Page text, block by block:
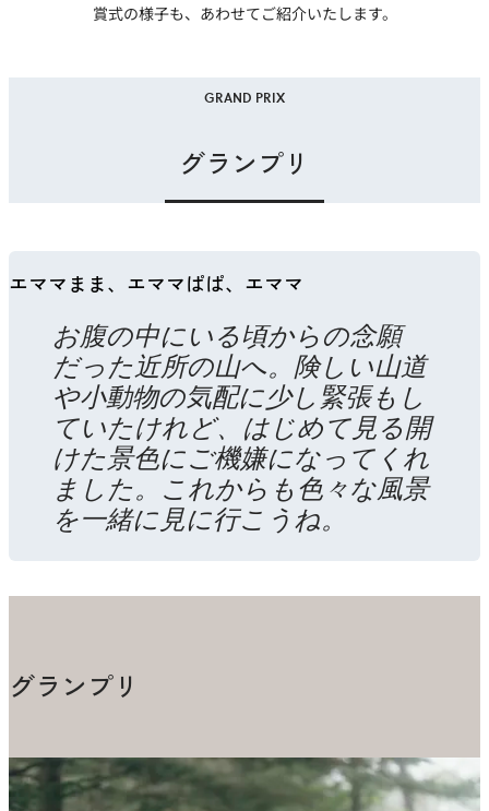
賞式の様子も、あわせてご紹介いたします。
GRAND PRIX
グランプリ
エママまま、エママぱぱ、エママ
お腹の中にいる頃からの念願
だった近所の山へ。険しい山道
や小動物の気配に少し緊張もし
ていたけれど、はじめて見る開
けた景色にご機嫌になってくれ
ました。これからも色々な風景
を一緒に見に行こうね。
グランプリ